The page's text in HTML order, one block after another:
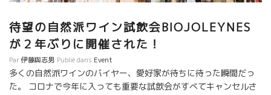
待望の自然派ワイン試飲会BIOJOLEYNES
が２年ぶりに開催された！
Par伊藤與志男 Publié dans Event
多くの自然派ワインのバイヤー、愛好家が待ちに待った瞬間だっ
た。 コロナで今年に入っても重要な試飲会がすべてキャンセルさ